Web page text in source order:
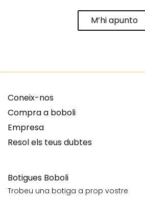
M’hi apunto
Coneix-nos
Compra a boboli
Empresa
Resol els teus dubtes
Botigues Boboli
Trobeu una botiga a prop vostre